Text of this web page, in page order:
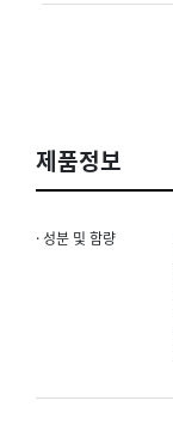
제품정보
· 성분 및 함량